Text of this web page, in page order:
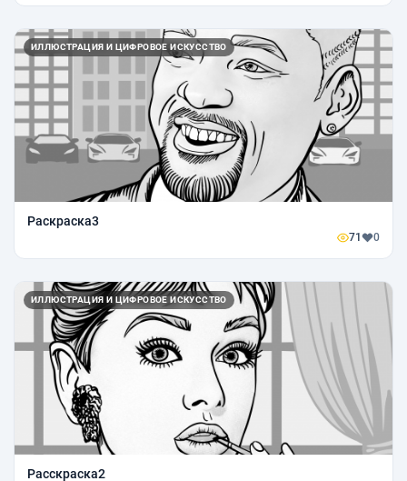
ИЛЛЮСТРАЦИЯ И ЦИФРОВОЕ ИСКУССТВО
Раскраска3
71 0
ИЛЛЮСТРАЦИЯ И ЦИФРОВОЕ ИСКУССТВО
Расскраска2